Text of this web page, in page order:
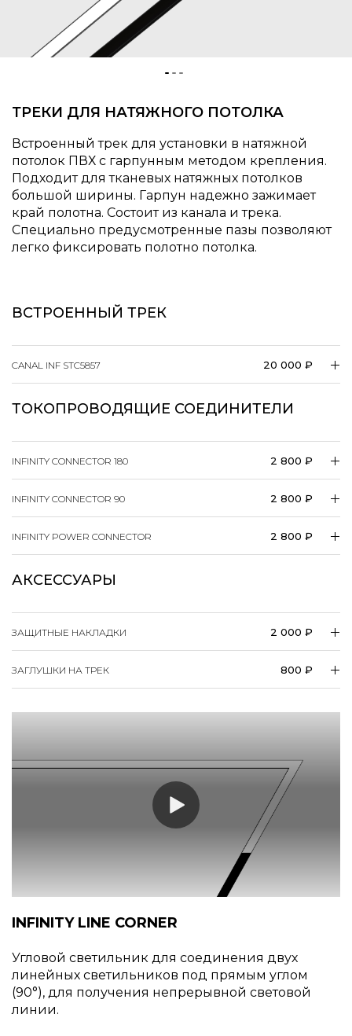
ТРЕКИ ДЛЯ НАТЯЖНОГО ПОТОЛКА
Встроенный трек для установки в натяжной
потолок ПВХ с гарпунным методом крепления.
Подходит для тканевых натяжных потолков
большой ширины. Гарпун надежно зажимает
край полотна. Состоит из канала и трека.
Специально предусмотренные пазы позволяют
легко фиксировать полотно потолка.
ВСТРОЕННЫЙ ТРЕК
CANAL INF STC5857 20 000 ₽
ТОКОПРОВОДЯЩИЕ СОЕДИНИТЕЛИ
INFINITY CONNECTOR 180 2 800 ₽
INFINITY CONNECTOR 90 2 800 ₽
INFINITY POWER CONNECTOR 2 800 ₽
АКСЕССУАРЫ
ЗАЩИТНЫЕ НАКЛАДКИ 2 000 ₽
ЗАГЛУШКИ НА ТРЕК 800 ₽
INFINITY LINE CORNER
Угловой светильник для соединения двух
линейных светильников под прямым углом
(90°), для получения непрерывной световой
линии.